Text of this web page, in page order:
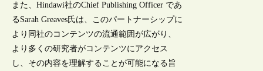
また、Hindawi社のChief Publishing Officer であ
るSarah Greaves氏は、このパートナーシップに
より同社のコンテンツの流通範囲が広がり、
より多くの研究者がコンテンツにアクセス
し、その内容を理解することが可能になる旨